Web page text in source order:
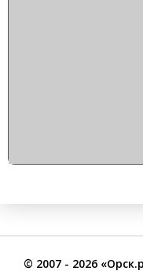
© 2007 - 2026